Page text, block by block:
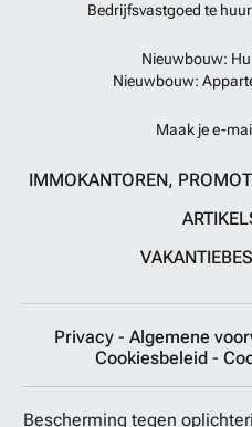
Bedrijfsvastgoed te huur
Nieuwbouw:
Nieuwbouw:
Maak je e-
IMMOKANTOREN,
Privacy - Algemene
Cookiesbeleid -
Bescherming tegen